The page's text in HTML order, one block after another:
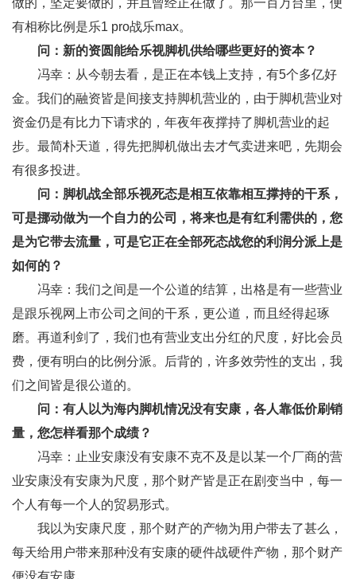
有相称比例是乐1 pro战乐max。
问：新的资圆能给乐视脚机供给哪些更好的资本？
冯幸：从今朝去看，是正在本钱上支持，有5个多亿好
金。我们的融资皆是间接支持脚机营业的，由于脚机营业对
资金仍是有比力下请求的，年夜年夜撑持了脚机营业的起
步。最简朴天道，得先把脚机做出去才气卖进来吧，先期会
有很多投进。
问：脚机战全部乐视死态是相互依靠相互撑持的干系，
可是挪动做为一个自力的公司，将来也是有红利需供的，您
是为它带去流量，可是它正在全部死态战您的利润分派上是
如何的？
冯幸：我们之间是一个公道的结算，出格是有一些营业
是跟乐视网上市公司之间的干系，更公道，而且经得起琢
磨。再道利剑了，我们也有营业支出分红的尺度，好比会员
费，便有明白的比例分派。后背的，许多效劳性的支出，我
们之间皆是很公道的。
问：有人以为海内脚机情况没有安康，各人靠低价刷销
量，您怎样看那个成绩？
冯幸：止业安康没有安康不克不及是以某一个厂商的营
业安康没有安康为尺度，那个财产皆是正在剧变当中，每一
个人有每一个人的贸易形式。
我以为安康尺度，那个财产的产物为用户带去了甚么，
每天给用户带来那种没有安康的硬件战硬件产物，那个财产
便没有安康。